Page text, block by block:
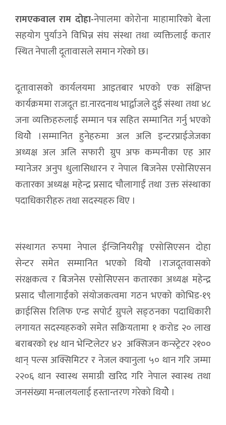
रामएकवाल राम दोहा-नेपालमा कोरोना माहामारिको बेला
सहयोग पुर्याउने विभिन्न संघ संस्था तथा व्यक्तिलाई कतार
स्थित नेपाली दूतावासले समान गरेको छ।
दूतावासको कार्यलयमा आइतबार भएको एक संक्षिप्त्त
कार्यक्रममा राजदूत डा.नारदनाथ भार्द्वाजले दुई संस्था तथा ४८
जना व्यक्तिहरुलाई सम्मान पत्र सहित सम्मानित गर्नु भएको
थियोे ।सम्मानित हुनेहरुमा अल अलि इन्टरप्राईजेजका
अध्यक्ष अल अलि सफारी ग्रुप अफ कम्पनीका एह आर
म्यानेजर अनुप धुलासिधारन र नेपाल बिजनेस एसोसिएसन
कतारका अध्यक्ष महेन्द्र प्रसाद चौलागाईं तथा उक्त संस्थाका
पदाधिकारीहरु तथा सदस्यहरु थिए ।
संस्थागत रुपमा नेपाल ईन्जिनियरीङ्ग एसोसिएसन दोहा
सेन्टर समेत सम्मानित भएको थियोे ।राजदूतवासको
संरक्षकत्व र बिजनेस एसोसिएसन कतारका अध्यक्ष महेन्द्र
प्रसाद चौलागाईंको संयोजकत्वमा गठन भएको कोभिड-१९
क्राईसिस रिलिफ एन्ड सपोर्ट ग्रुपले सङ्ठनका पदाधिकारी
लगायत सदस्यहरुको समेत सक्रियतामा १ करोड २० लाख
बराबरको १४ थान भेन्टिलेटर ४२ अक्सिजन कन्स्ट्रेटर २१००
थान् पल्स अक्सिमिटर र नेजल क्यानुला ५० थान गरि जम्मा
२२०६ थान स्वास्थ समाग्री खरिद गरि नेपाल स्वास्थ तथा
जनसंख्या मन्त्रालयलाई हस्तान्तरण गरेको थियोे ।